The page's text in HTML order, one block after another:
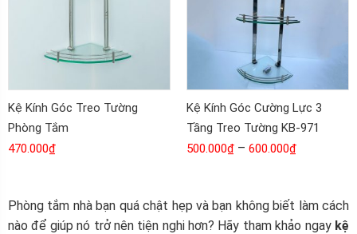
Kệ Kính Góc Treo Tường
Phòng Tắm
470.000₫
Kệ Kính Góc Cường Lực 3
Tầng Treo Tường KB-971
500.000₫ – 600.000₫
Phòng tắm nhà bạn quá chật hẹp và bạn không biết làm cách
nào để giúp nó trở nên tiện nghi hơn? Hãy tham khảo ngay kệ